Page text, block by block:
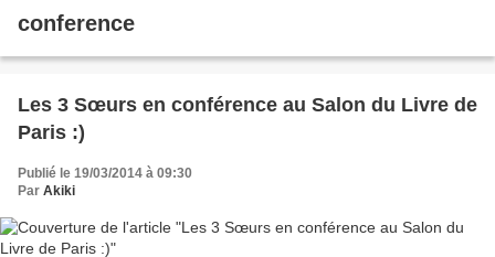
conference
Les 3 Sœurs en conférence au Salon du Livre de
Paris :)
Publié le 19/03/2014 à 09:30
Par Akiki